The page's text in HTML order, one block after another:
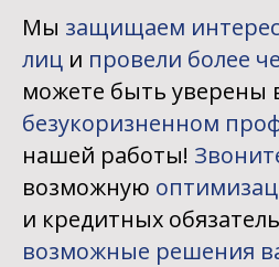
Мы защищаем
лиц и провели более
можете быть уверены
безукоризненном
нашей работы!
возможную
и кредитных
возможные решения